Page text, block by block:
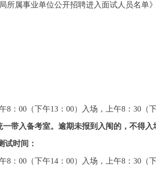
所属事业单位公开招聘进入面试人员名单》
8：00（下午13：00）入场，上午8：30（
带入备考室。逾期未报到入闱的，不得入
试时间：
8：00（下午14：00）入场，上午8：30（